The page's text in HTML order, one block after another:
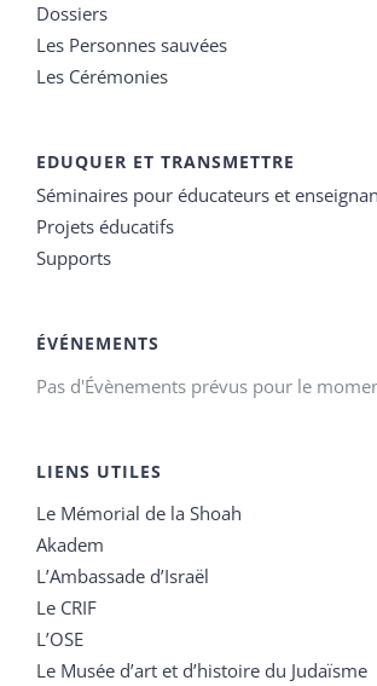
Dossiers
Les Personnes sauvées
Les Cérémonies
EDUQUER ET TRANSMETTRE
Séminaires pour éducateurs et
Projets éducatifs
Supports
ÉVÉNEMENTS
Pas d'Évènements prévus pour le
LIENS UTILES
Le Mémorial de la Shoah
Akadem
L’Ambassade d’Israël
Le CRIF
L’OSE
Le Musée d’art et d’histoire du Judaïsme